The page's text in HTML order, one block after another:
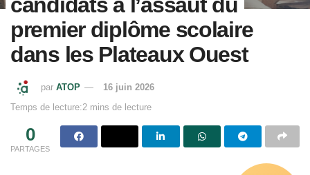
premier diplôme scolaire
dans les Plateaux Ouest
par ATOP
16 juin 2026
Temps de lecture:2 mins de lecture
0
PARTAGES